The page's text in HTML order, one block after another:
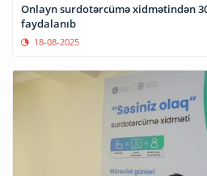
Onlayn surdotərcümə xidmətindən
faydalanıb
18-08-2025